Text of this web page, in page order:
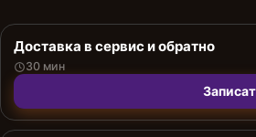
Доставка в сервис и обратно
30 мин